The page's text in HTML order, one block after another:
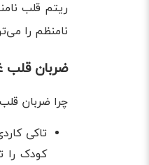
ریتم قلب
نامنظم را
ضربان قلب
چرا ضربان
کودک را